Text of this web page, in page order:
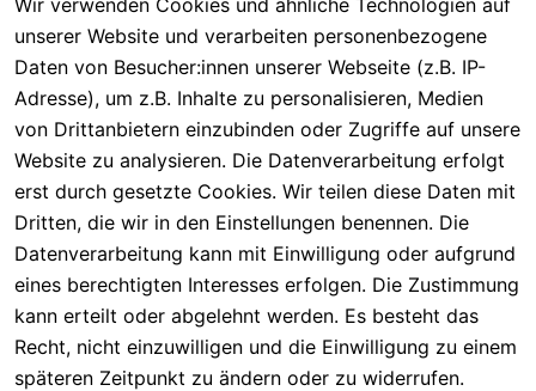
Wir verwenden Cookies und ähnliche Technologien auf
unserer Website und verarbeiten personenbezogene
Daten von Besucher:innen unserer Webseite (z.B. IP-
Adresse), um z.B. Inhalte zu personalisieren, Medien
von Drittanbietern einzubinden oder Zugriffe auf unsere
Website zu analysieren. Die Datenverarbeitung erfolgt
erst durch gesetzte Cookies. Wir teilen diese Daten mit
Dritten, die wir in den Einstellungen benennen. Die
Datenverarbeitung kann mit Einwilligung oder aufgrund
eines berechtigten Interesses erfolgen. Die Zustimmung
kann erteilt oder abgelehnt werden. Es besteht das
Recht, nicht einzuwilligen und die Einwilligung zu einem
späteren Zeitpunkt zu ändern oder zu widerrufen.
AGB
Impressum
Datenschutzer
klärung
Barrierefreiheit
Widerrufsrech
t
Häufige
Fragen
Kontakt
Registrieren
Serviceverspr
echen
30 Tage
testen
Versand &
Zahlung
Über CMK
Versand
Batterieentsor
gung
Eektrogeräte-
Entsorgung
DHL
DPD